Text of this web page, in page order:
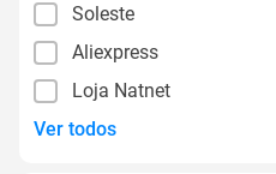
Soleste
Aliexpress
Loja Natnet
Ver todos